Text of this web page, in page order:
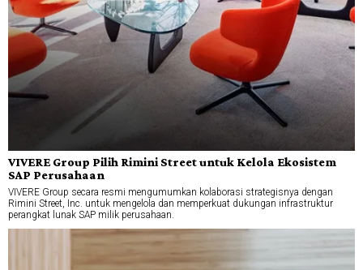
VIVERE Group Pilih Rimini Street untuk Kelola Ekosistem
SAP Perusahaan
VIVERE Group secara resmi mengumumkan kolaborasi strategisnya dengan
Rimini Street, Inc. untuk mengelola dan memperkuat dukungan infrastruktur
perangkat lunak SAP milik perusahaan.